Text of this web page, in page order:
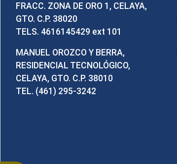
FRACC. ZONA DE ORO 1, CELAYA,
GTO. C.P. 38020
TELS. 4616145429 ext 101
MANUEL OROZCO Y BERRA,
RESIDENCIAL TECNOLÓGICO,
CELAYA, GTO. C.P. 38010
TEL. (461) 295-3242